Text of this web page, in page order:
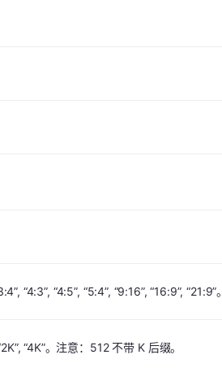
“4:3”, “4:5”, “5:4”, “9:16”, “16:9”, “21:9”。
“4K”。注意：512 不带 K 后缀。